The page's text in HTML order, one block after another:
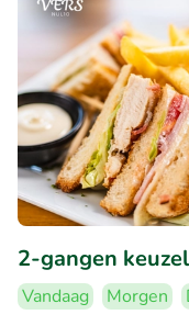
2-gangen
Vandaag Morgen